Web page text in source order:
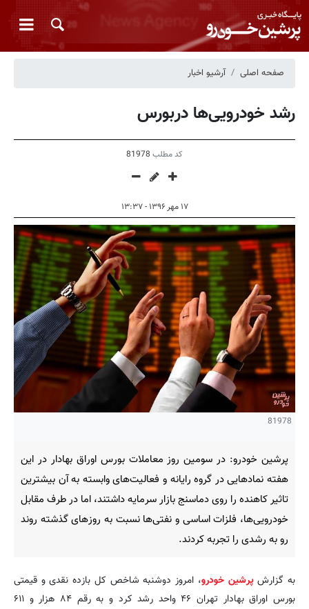
صفحه اصلی آرشیو اخبار
رشد خودرویی‌ها دربورس
کد مطلب 81978
۱۷ مهر ۱۳۹۶ - ۱۳:۳۷
81978
پرشین خودرو: در سومین روز معاملات بورس اوراق بهادار در این
هفته نمادهایی در گروه رایانه و فعالیت‌های وابسته به آن بیشترین
تاثیر کاهنده را روی دماسنج بازار سرمایه داشتند، اما در طرف مقابل
خودرویی‌ها، فلزات اساسی و نفتی‌ها نسبت به روزهای گذشته روند
رو به رشدی را تجربه کردند.
به گزارشپرشین خودرو، امروز دوشنبه شاخص کل بازده نقدی و قیمتی
بورس اوراق بهادار تهران ۴۶ واحد رشد کرد و به رقم ۸۴ هزار و ۶۱۱